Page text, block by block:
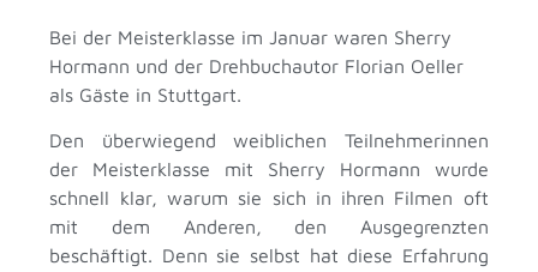
Bei der Meisterklasse im Januar waren Sherry
Hormann und der Drehbuchautor Florian Oeller
als Gäste in Stuttgart.
Den überwiegend weiblichen Teilnehmerinnen
der Meisterklasse mit Sherry Hormann wurde
schnell klar, warum sie sich in ihren Filmen oft
mit dem Anderen, den Ausgegrenzten
beschäftigt. Denn sie selbst hat diese Erfahrung